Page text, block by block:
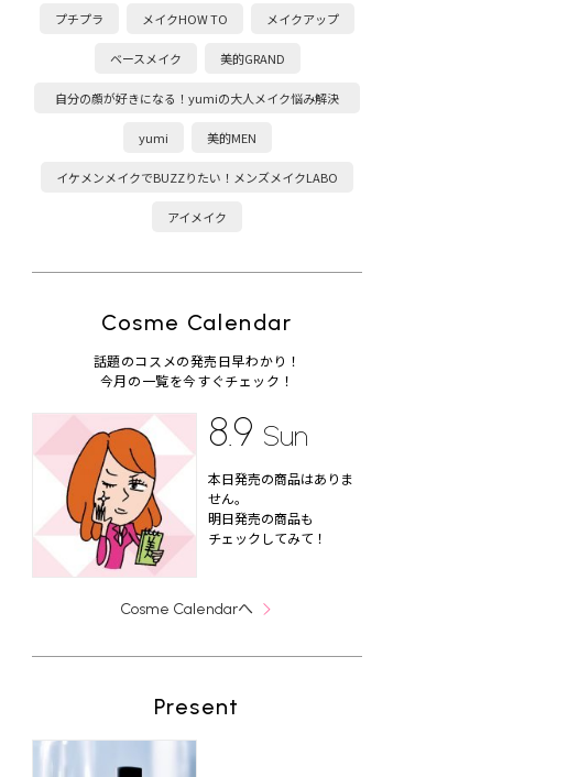
プチプラ メイクHOW TO メイクアップ
ベースメイク 美的GRAND
自分の顔が好きになる！yumiの大人メイク悩み解決
yumi 美的MEN
イケメンメイクでBUZZりたい！メンズメイクLABO
アイメイク
Cosme Calendar
話題のコスメの発売日早わかり！
今月の一覧を今すぐチェック！
8.9 Sun
本日発売の商品はありま
せん。
明日発売の商品も
チェックしてみて！
Cosme Calendarへ
Present